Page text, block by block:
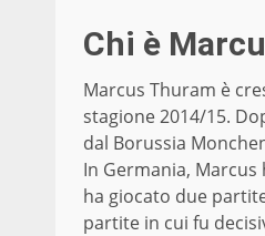
Chi è
Marcus Thuram è
stagione 2014/15.
dal Borussia
In Germania,
ha giocato due
partite in cui fu